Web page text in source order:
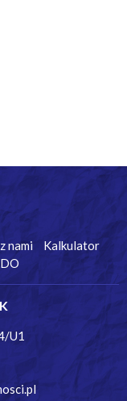
nami
Kalkulator
U1